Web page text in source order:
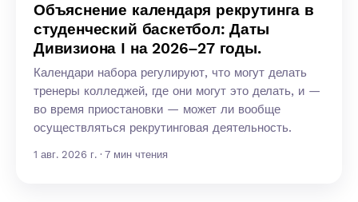
Объяснение календаря рекрутинга в
студенческий баскетбол: Даты
Дивизиона I на 2026–27 годы.
Календари набора регулируют, что могут делать
тренеры колледжей, где они могут это делать, и —
во время приостановки — может ли вообще
осуществляться рекрутинговая деятельность.
1 авг. 2026 г. · 7 мин чтения